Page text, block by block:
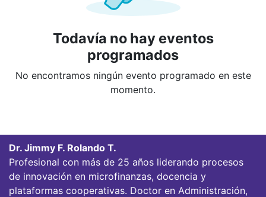
Todavía no hay eventos
programados
No encontramos ningún evento programado en este
momento.
Dr. Jimmy F. Rolando T.
Profesional con más de 25 años liderando procesos
de innovación en microfinanzas, docencia y
plataformas cooperativas. Doctor en Administración,